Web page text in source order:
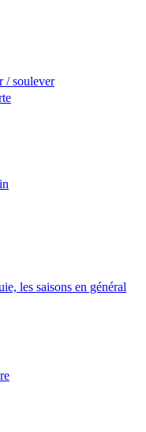
/ soulever
les saisons en général